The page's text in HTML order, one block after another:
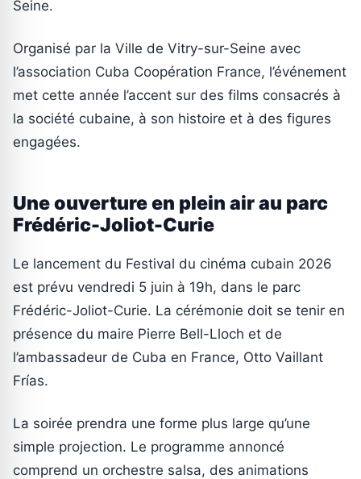
Seine.
Organisé par la Ville de Vitry-sur-Seine avec
l’association Cuba Coopération France, l’événement
met cette année l’accent sur des films consacrés à
la société cubaine, à son histoire et à des figures
engagées.
Une ouverture en plein air au parc
Frédéric-Joliot-Curie
Le lancement du Festival du cinéma cubain 2026
est prévu vendredi 5 juin à 19h, dans le parc
Frédéric-Joliot-Curie. La cérémonie doit se tenir en
présence du maire Pierre Bell-Lloch et de
l’ambassadeur de Cuba en France, Otto Vaillant
Frías.
La soirée prendra une forme plus large qu’une
simple projection. Le programme annoncé
comprend un orchestre salsa, des animations